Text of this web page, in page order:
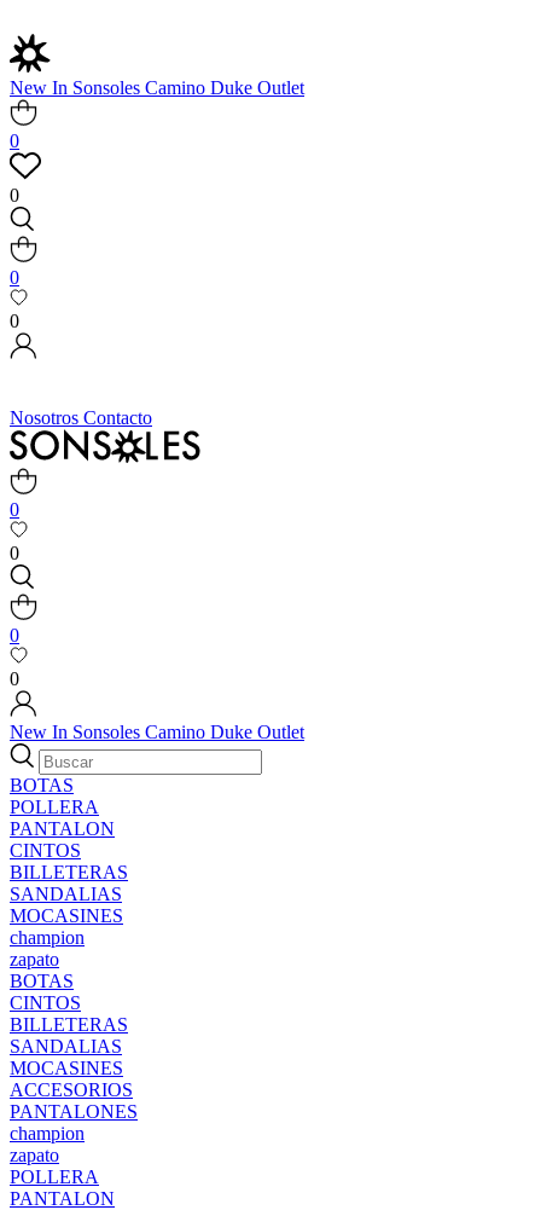
New In Sonsoles Camino Duke Outlet
0
0
0
0
Nosotros Contacto
0
0
0
0
New In Sonsoles Camino Duke Outlet
BOTAS
POLLERA
PANTALON
CINTOS
BILLETERAS
SANDALIAS
MOCASINES
champion
zapato
BOTAS
CINTOS
BILLETERAS
SANDALIAS
MOCASINES
ACCESORIOS
PANTALONES
champion
zapato
POLLERA
PANTALON